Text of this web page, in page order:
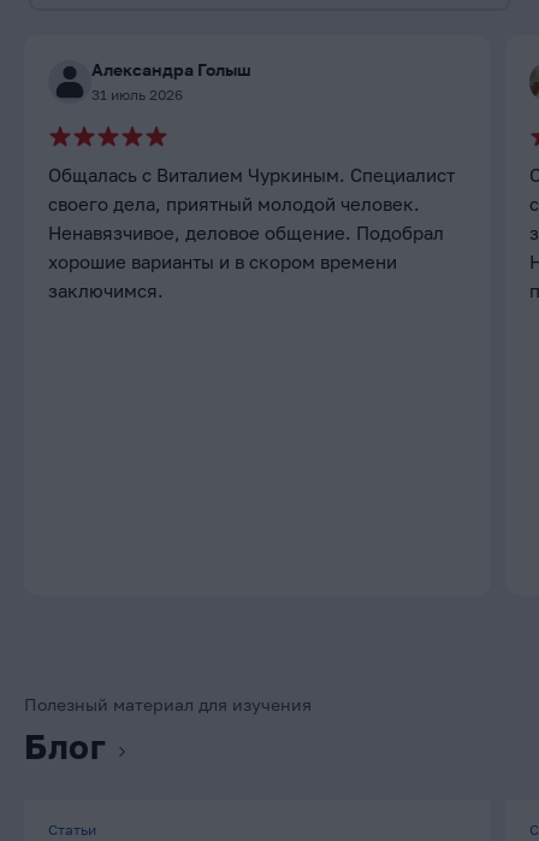
Александра Голыш
31 июль 2026
Общалась с Виталием Чуркиным. Специалист
своего дела, приятный молодой человек.
Ненавязчивое, деловое общение. Подобрал
хорошие варианты и в скором времени
заключимся.
Полезный материал для изучения
Блог
Статьи